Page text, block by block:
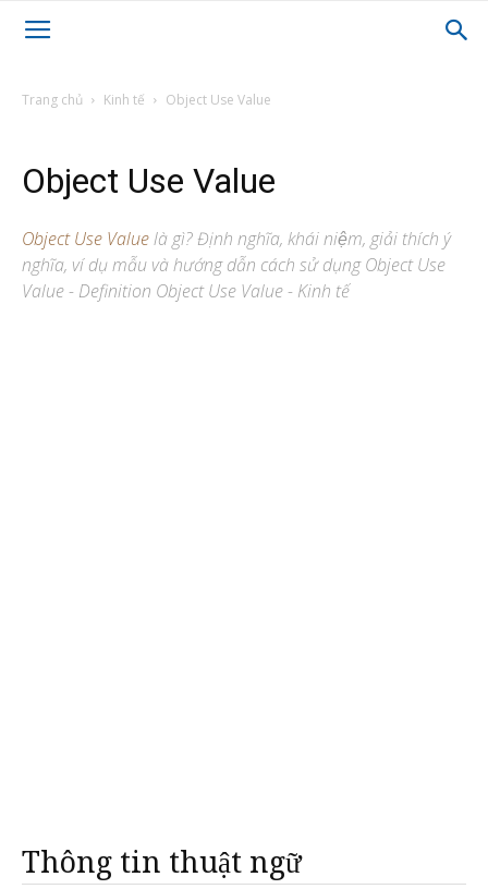
Trang chủ Kinh tế Object Use Value
Object Use Value
Object Use Valuelà gì? Định nghĩa, khái niệm, giải thích ý
nghĩa, ví dụ mẫu và hướng dẫn cách sử dụng Object Use
Value - Definition Object Use Value - Kinh tế
Thông tin thuật ngữ